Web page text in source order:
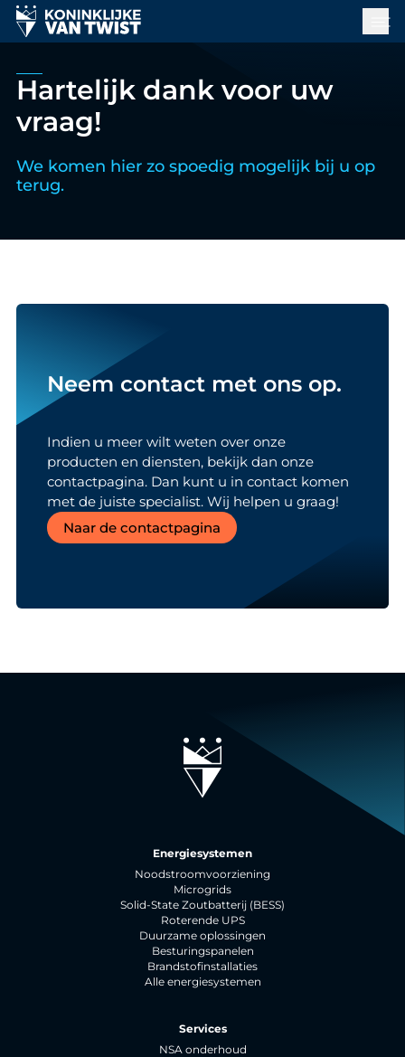
Hartelijk dank voor uw
vraag!
We komen hier zo spoedig mogelijk bij u op
terug.
Neem contact met ons op.
Indien u meer wilt weten over onze
producten en diensten, bekijk dan onze
contactpagina. Dan kunt u in contact komen
met de juiste specialist. Wij helpen u graag!
Naar de contactpagina
Energiesystemen
Noodstroomvoorziening
Microgrids
Solid-State Zoutbatterij (BESS)
Roterende UPS
Duurzame oplossingen
Besturingspanelen
Brandstofinstallaties
Alle energiesystemen
Services
NSA onderhoud